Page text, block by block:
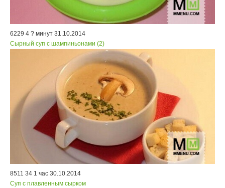
6229 4 ? минут 31.10.2014
Сырный суп с шампиньонами (2)
8511 34 1 час 30.10.2014
Суп с плавленным сырком